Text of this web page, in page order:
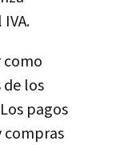
como
los
pagos
compras